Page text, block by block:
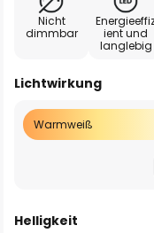
Nicht
dimmbar
ient und
langlebig
Lichtwirkung
Warmweiß
Helligkeit